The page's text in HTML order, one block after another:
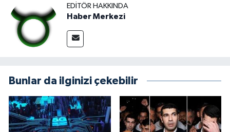
EDITÖR HAKKINDA
Haber Merkezi
Bunlar da ilginizi çekebilir